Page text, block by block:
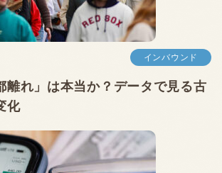
インバウンド
離れ」は本当か？データで見る古
化